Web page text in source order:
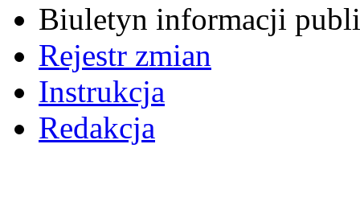
Biuletyn informacji
Rejestr zmian
Instrukcja
Redakcja